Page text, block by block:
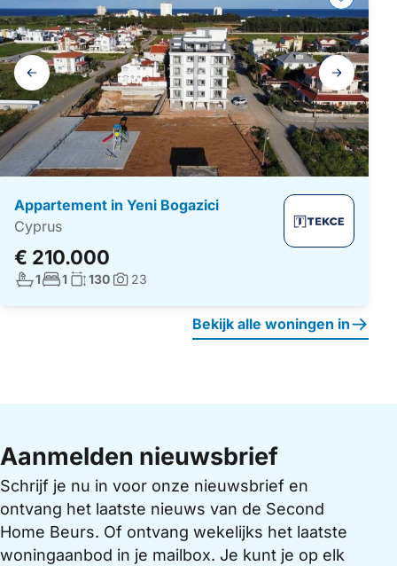
Galerij
navigatie
Appartement in Yeni Bogazici
Cyprus
€ 210.000
Aantal badkamers:
1Aantal slaapkamers:
1 Woonoppervlakte:
130Foto's:
23
Bekijk alle woningen in
Aanmelden nieuwsbrief
Schrijf je nu in voor onze nieuwsbrief en
ontvang het laatste nieuws van de Second
Home Beurs. Of ontvang wekelijks het laatste
woningaanbod in je mailbox. Je kunt je op elk